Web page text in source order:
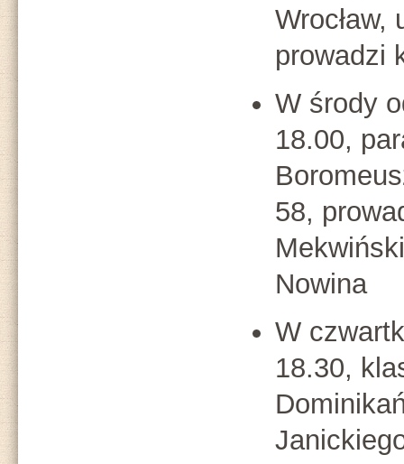
Wrocław,
prowadzi
W środy
18.00,
58,
Nowina
W
18.30,